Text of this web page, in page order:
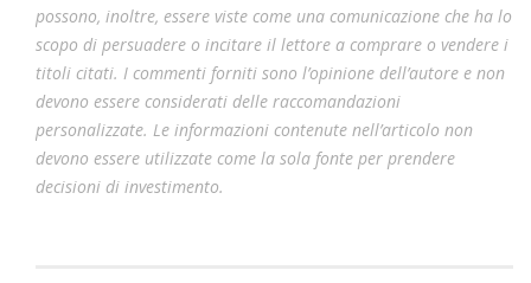
possono, inoltre, essere viste come una comunicazione che ha lo
scopo di persuadere o incitare il lettore a comprare o vendere i
titoli citati. I commenti forniti sono l’opinione dell’autore e non
devono essere considerati delle raccomandazioni
personalizzate. Le informazioni contenute nell’articolo non
devono essere utilizzate come la sola fonte per prendere
decisioni di investimento.